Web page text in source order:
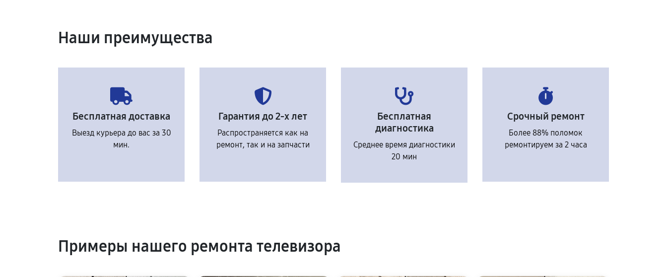
Наши преимущества
Бесплатная доставка
Выезд курьера до вас за 30
мин.
Гарантия до 2-х лет
Распространяется как на
ремонт, так и на запчасти
Бесплатная
диагностика
Среднее время диагностики
20 мин
Срочный ремонт
Более 88% поломок
ремонтируем за 2 часа
Примеры нашего ремонта телевизора